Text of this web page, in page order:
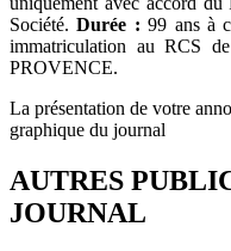
Société.Durée : 99 ans à
immatriculation au RCS
PROVENCE.
La présentation de votre
graphique du journal
AUTRES
JOURNAL